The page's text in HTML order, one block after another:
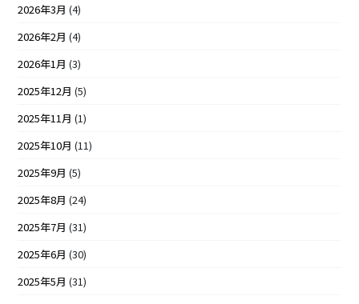
2026年3月 (4)
2026年2月 (4)
2026年1月 (3)
2025年12月 (5)
2025年11月 (1)
2025年10月 (11)
2025年9月 (5)
2025年8月 (24)
2025年7月 (31)
2025年6月 (30)
2025年5月 (31)